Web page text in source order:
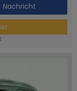
Nachricht